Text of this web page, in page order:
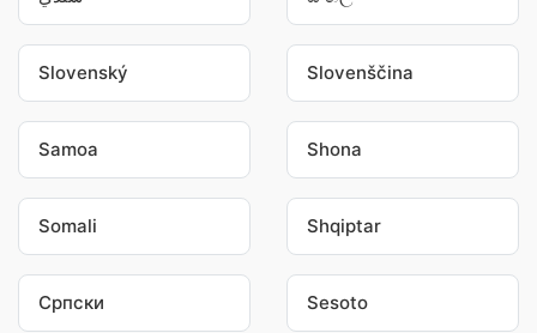
Slovenský Slovenščina
Samoa Shona
Somali Shqiptar
Српски Sesoto